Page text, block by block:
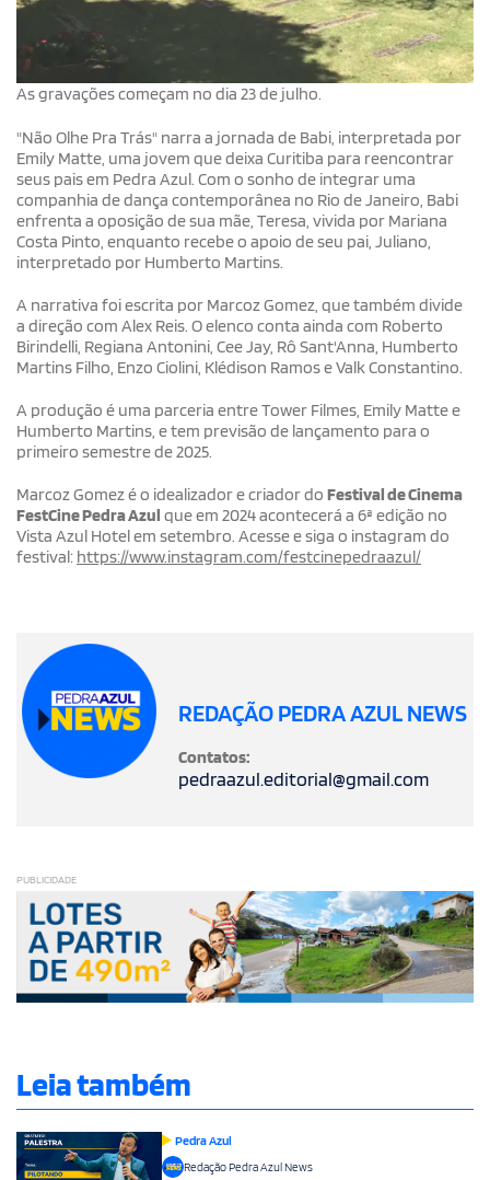
As gravações começam no dia 23 de julho.
"Não Olhe Pra Trás" narra a jornada de Babi, interpretada por
Emily Matte, uma jovem que deixa Curitiba para reencontrar
seus pais em Pedra Azul. Com o sonho de integrar uma
companhia de dança contemporânea no Rio de Janeiro, Babi
enfrenta a oposição de sua mãe, Teresa, vivida por Mariana
Costa Pinto, enquanto recebe o apoio de seu pai, Juliano,
interpretado por Humberto Martins.
A narrativa foi escrita por Marcoz Gomez, que também divide
a direção com Alex Reis. O elenco conta ainda com Roberto
Birindelli, Regiana Antonini, Cee Jay, Rô Sant'Anna, Humberto
Martins Filho, Enzo Ciolini, Klédison Ramos e Valk Constantino.
A produção é uma parceria entre Tower Filmes, Emily Matte e
Humberto Martins, e tem previsão de lançamento para o
primeiro semestre de 2025.
Marcoz Gomez é o idealizador e criador do Festival de Cinema
FestCine Pedra Azul que em 2024 acontecerá a 6ª edição no
Vista Azul Hotel em setembro. Acesse e siga o instagram do
festival: https://www.instagram.com/festcinepedraazul/
REDAÇÃO PEDRA AZUL NEWS
Contatos:
pedraazul.editorial@gmail.com
PUBLICIDADE
Leia também
Pedra Azul
Redação Pedra Azul News